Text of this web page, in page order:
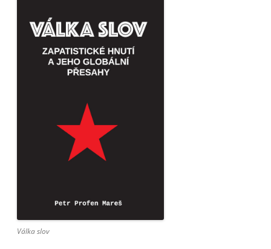
Válka slov